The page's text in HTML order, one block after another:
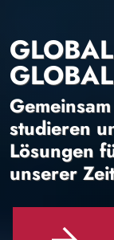
studieren
Lösungen
unserer Zeit